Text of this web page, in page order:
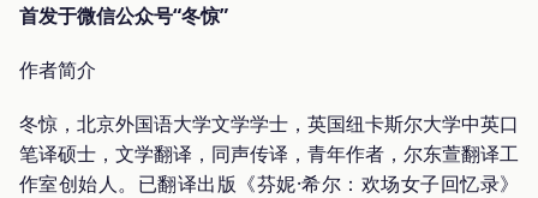
首发于微信公众号“冬惊”
作者简介
冬惊，北京外国语大学文学学士，英国纽卡斯尔大学中英口
笔译硕士，文学翻译，同声传译，青年作者，尔东萱翻译工
作室创始人。已翻译出版《芬妮·希尔：欢场女子回忆录》